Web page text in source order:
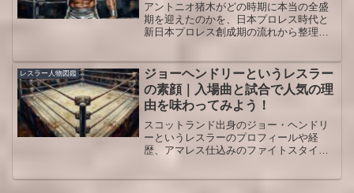
アントニオ猪木がどの時期に本当の全盛
期を迎えたのかを、日本プロレス時代と
新日本プロレス創成期の流れから整理
価や後進レスラーへの影響も押さえ、時
代ごとの魅力をコンパクトに理解できま
す。
レスラー人物図鑑
ジョーヘンドリーというレスラー
の素顔｜入場曲と試合で人気の理
由を味わってみよう！
スコットランド出身のジョー・ヘンドリ
ーというレスラーのプロフィールや経
歴、アマレス仕込みのファイトスタイ